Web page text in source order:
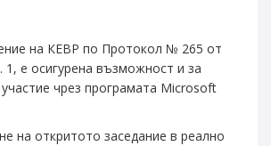
на КЕВР по Протокол № 265 от
1, e осигурена възможност и за
чрез програмата Microsoft
на откритото заседание в реално